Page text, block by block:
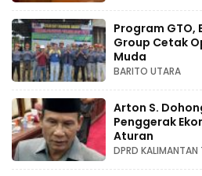
Program GTO,
Group Cetak
Muda
BARITO UTARA
Arton S.
Penggerak
Aturan
DPRD KALIMANTAN